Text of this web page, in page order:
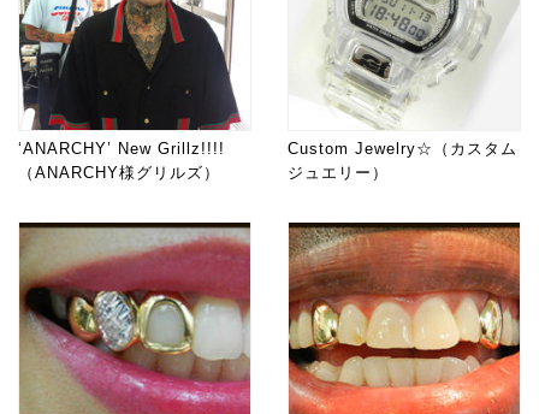
‘ANARCHY’ New Grillz!!!!
（ANARCHY様グリルズ）
Custom Jewelry☆（カスタム
ジュエリー）